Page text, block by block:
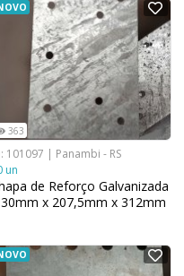
363
101097 | Panambi - RS
un
de Reforço Galvanizada
x 207,5mm x 312mm